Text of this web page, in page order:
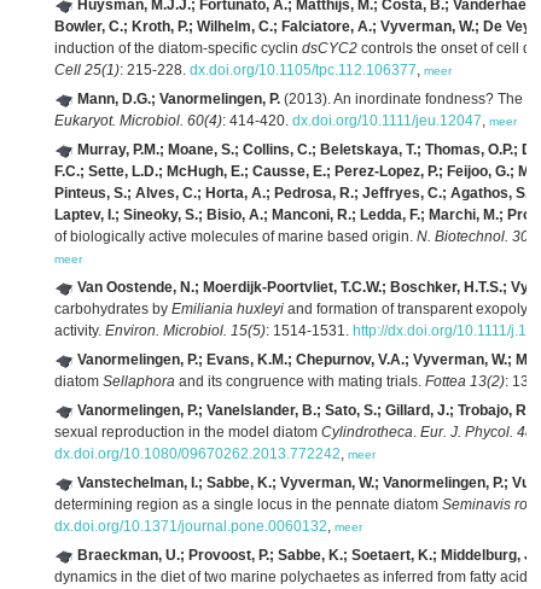
Huysman, M.J.J.; Fortunato, A.; Matthijs, M.; Costa, B.;
Bowler, C.; Kroth, P.; Wilhelm, C.; Falciatore, A.; Vyverman, W.; De
induction of the diatom-specific cyclin dsCYC2 controls the onset of cell
Cell 25(1): 215-228. dx.doi.org/10.1105/tpc.112.106377, meer
Mann, D.G.; Vanormelingen, P. (2013). An inordinate fondness? The
Eukaryot. Microbiol. 60(4): 414-420. dx.doi.org/10.1111/jeu.12047, meer
Murray, P.M.; Moane, S.; Collins, C.; Beletskaya, T.; Thomas, O.P.;
F.C.; Sette, L.D.; McHugh, E.; Causse, E.; Perez-Lopez, P.; Feijoo, G.;
Pinteus, S.; Alves, C.; Horta, A.; Pedrosa, R.; Jeffryes, C.; Agathos,
Laptev, I.; Sineoky, S.; Bisio, A.; Manconi, R.; Ledda, F.; Marchi, M.;
of biologically active molecules of marine based origin. N. Biotechnol.
meer
Van Oostende, N.; Moerdijk-Poortvliet, T.C.W.; Boschker, H.T.S.;
carbohydrates by Emiliania huxleyi and formation of transparent
activity. Environ. Microbiol. 15(5): 1514-1531. http://dx.doi.org/10.1111/
Vanormelingen, P.; Evans, K.M.; Chepurnov, V.A.; Vyverman, W.;
diatom Sellaphora and its congruence with mating trials. Fottea 13(2):
Vanormelingen, P.; Vanelslander, B.; Sato, S.; Gillard, J.; Trobajo,
sexual reproduction in the model diatom Cylindrotheca. Eur. J. Phycol.
dx.doi.org/10.1080/09670262.2013.772242, meer
Vanstechelman, I.; Sabbe, K.; Vyverman, W.; Vanormelingen, P.;
determining region as a single locus in the pennate diatom Seminavis
dx.doi.org/10.1371/journal.pone.0060132, meer
Braeckman, U.; Provoost, P.; Sabbe, K.; Soetaert, K.; Middelburg,
dynamics in the diet of two marine polychaetes as inferred from fatty acid